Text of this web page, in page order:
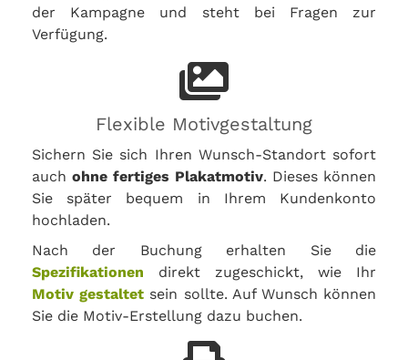
der Kampagne und steht bei Fragen zur
Verfügung.
Flexible Motivgestaltung
Sichern Sie sich Ihren Wunsch-Standort sofort
auch ohne fertiges Plakatmotiv. Dieses können
Sie später bequem in Ihrem Kundenkonto
hochladen.
Nach der Buchung erhalten Sie die
Spezifikationen direkt zugeschickt, wie Ihr
Motiv gestaltet sein sollte. Auf Wunsch können
Sie die Motiv-Erstellung dazu buchen.